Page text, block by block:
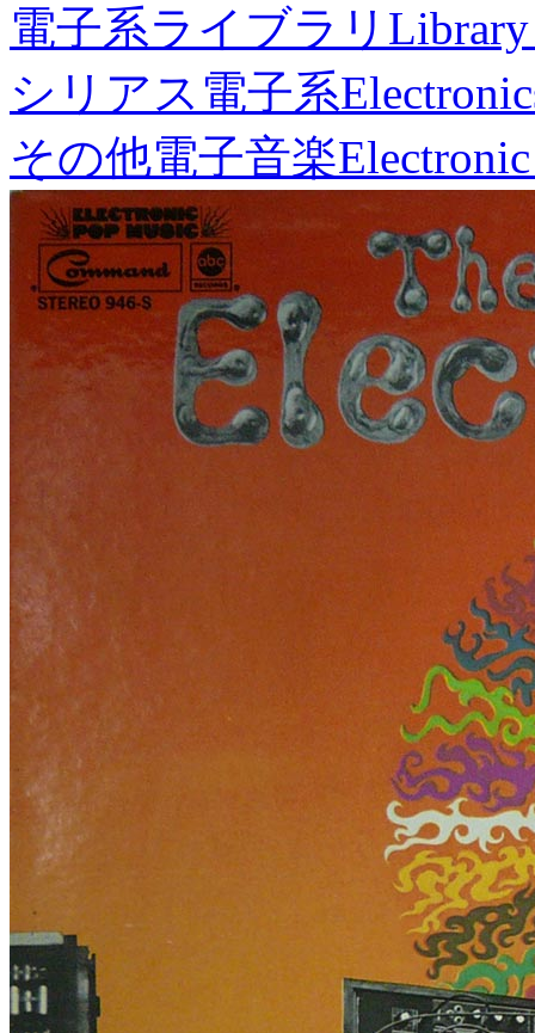
電子系ライブラリ
シリアス電子系
その他電子音楽